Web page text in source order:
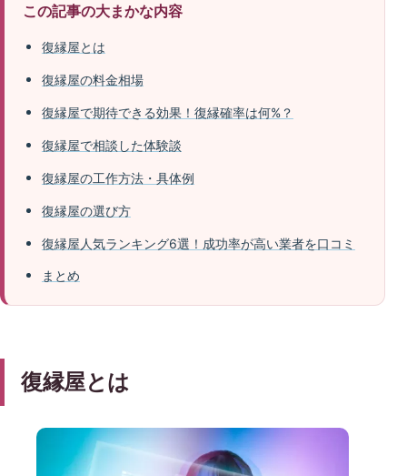
この記事の大まかな内容
復縁屋とは
復縁屋の料金相場
復縁屋で期待できる効果！復縁確率は何%？
復縁屋で相談した体験談
復縁屋の工作方法・具体例
復縁屋の選び方
復縁屋人気ランキング6選！成功率が高い業者を口コミ
まとめ
復縁屋とは